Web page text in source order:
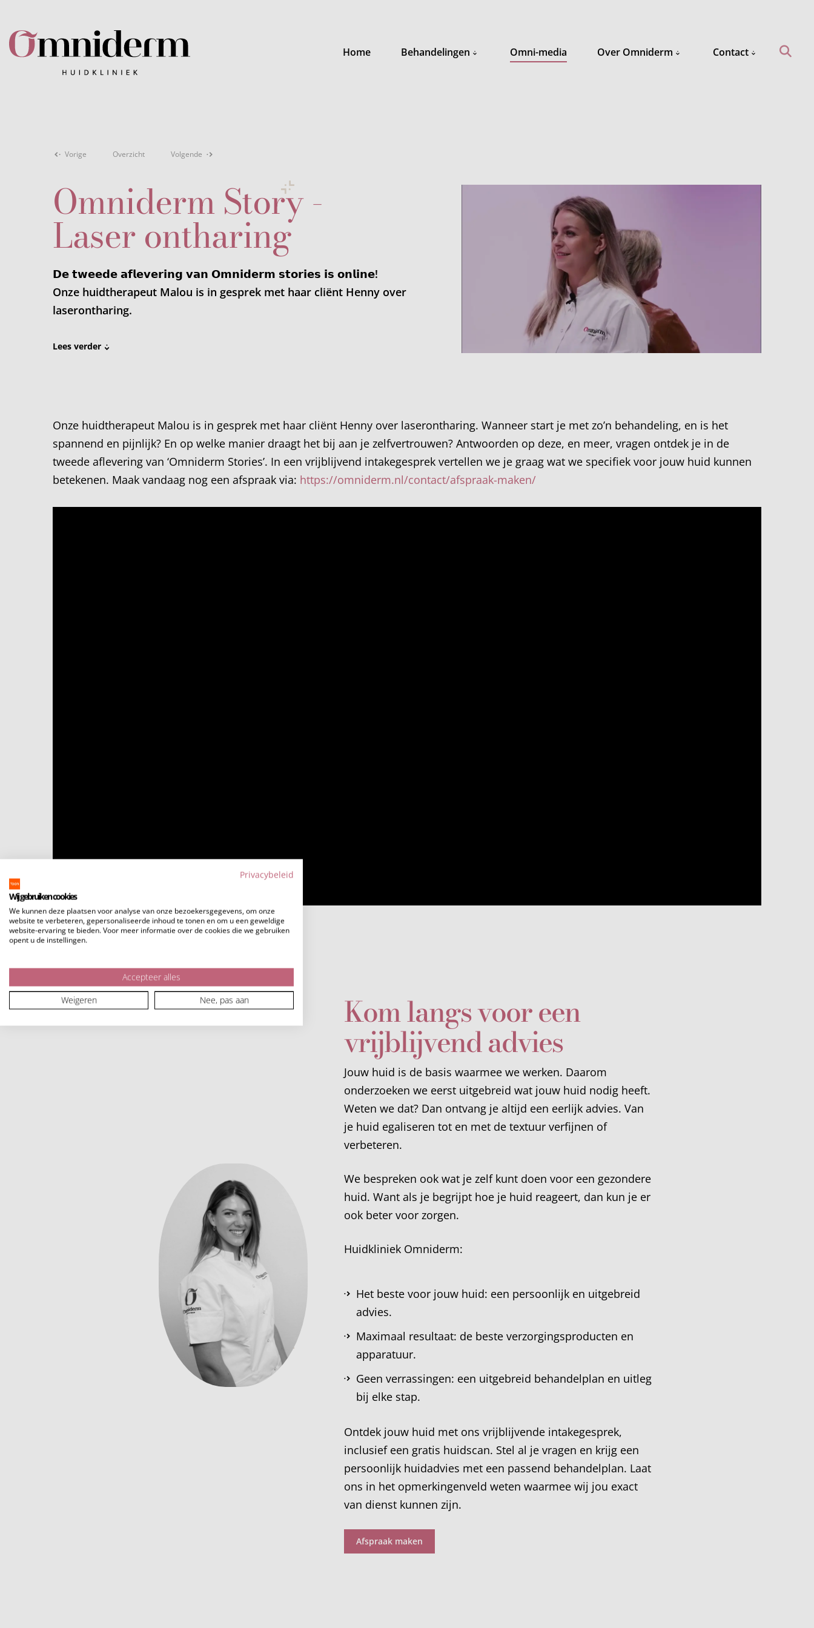
Home Behandelingen Omni-media Over Omniderm Contact
Vorige Overzicht Volgende
Omniderm Story -
Laser ontharing
𝗗𝗲 𝘁𝘄𝗲𝗲𝗱𝗲 𝗮𝗳𝗹𝗲𝘃𝗲𝗿𝗶𝗻𝗴 𝘃𝗮𝗻 𝗢𝗺𝗻𝗶𝗱𝗲𝗿𝗺 𝘀𝘁𝗼𝗿𝗶𝗲𝘀 𝗶𝘀 𝗼𝗻𝗹𝗶𝗻𝗲!
Onze huidtherapeut Malou is in gesprek met haar cliënt Henny over
laserontharing.
Lees verder
Onze huidtherapeut Malou is in gesprek met haar cliënt Henny over laserontharing. Wanneer start je met zo’n behandeling, en is het
spannend en pijnlijk? En op welke manier draagt het bij aan je zelfvertrouwen? Antwoorden op deze, en meer, vragen ontdek je in de
tweede aflevering van ‘Omniderm Stories’. In een vrijblijvend intakegesprek vertellen we je graag wat we specifiek voor jouw huid kunnen
betekenen. Maak vandaag nog een afspraak via: https://omniderm.nl/contact/afspraak-maken/
Kom langs voor een
vrijblijvend advies
Jouw huid is de basis waarmee we werken. Daarom
onderzoeken we eerst uitgebreid wat jouw huid nodig heeft.
Weten we dat? Dan ontvang je altijd een eerlijk advies. Van
je huid egaliseren tot en met de textuur verfijnen of
verbeteren.
We bespreken ook wat je zelf kunt doen voor een gezondere
huid. Want als je begrijpt hoe je huid reageert, dan kun je er
ook beter voor zorgen.
Huidkliniek Omniderm:
Het beste voor jouw huid: een persoonlijk en uitgebreid
advies.
Maximaal resultaat: de beste verzorgingsproducten en
apparatuur.
Geen verrassingen: een uitgebreid behandelplan en uitleg
bij elke stap.
Ontdek jouw huid met ons vrijblijvende intakegesprek,
inclusief een gratis huidscan. Stel al je vragen en krijg een
persoonlijk huidadvies met een passend behandelplan. Laat
ons in het opmerkingenveld weten waarmee wij jou exact
van dienst kunnen zijn.
Afspraak maken
Privacybeleid
Wij gebruiken cookies
We kunnen deze plaatsen voor analyse van onze bezoekersgegevens, om onze
website te verbeteren, gepersonaliseerde inhoud te tonen en om u een geweldige
website-ervaring te bieden. Voor meer informatie over de cookies die we gebruiken
opent u de instellingen.
Accepteer alles
Weigeren
Nee, pas aan